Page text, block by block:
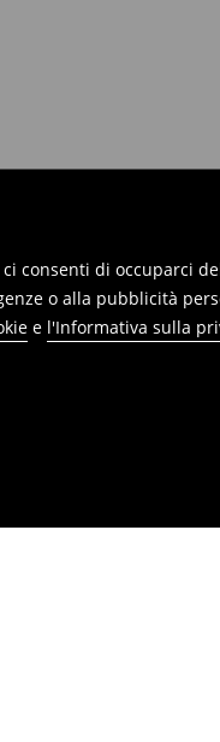
consenti di occuparci
o alla pubblicità
e l'Informativa sulla